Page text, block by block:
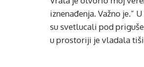
iznenađenja. Važno je.”
su svetlucali pod
u prostoriji je vladala